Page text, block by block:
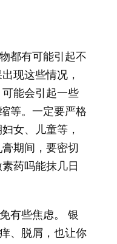
都有可能引起不
现这些情况，
能会引起一些
等。一定要严格
女、儿童等，
期间，要密切
药吗能抹几日
有些焦虑。 银
、脱屑，也让你